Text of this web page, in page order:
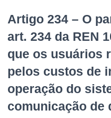
Artigo 234 – O
art. 234 da REN
que os usuários
pelos custos de
operação do
comunicação de